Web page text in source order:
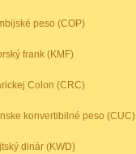
peso (COP)
frank (KMF)
Colon (CRC)
konvertibilné peso (CUC)
dinár (KWD)